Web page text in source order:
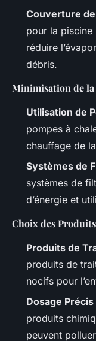
Couverture de
pour la piscine
réduire
débris.
Minimisation de la
Utilisation de
pompes à
chauffage de
Systèmes de
systèmes de
d’énergie et
Choix des
Produits de
produits de
nocifs pour
Dosage Précis
produits
peuvent